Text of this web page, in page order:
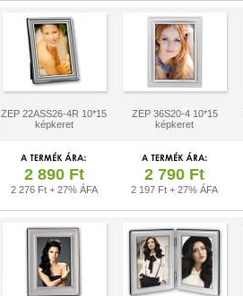
ZEP 22ASS26-4R 10*15
képkeret
ZEP 36S20-4 10*15
képkeret
2 890 Ft
2 276 Ft + 27% ÁFA
2 790 Ft
2 197 Ft + 27% ÁFA